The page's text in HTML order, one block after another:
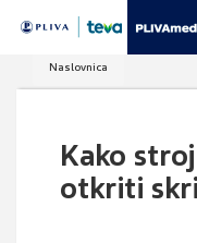
Naslovnica
Kako
otkriti